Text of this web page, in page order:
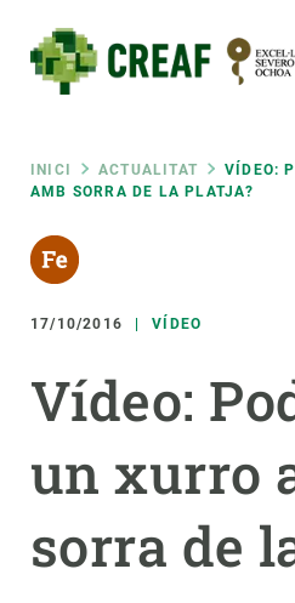
contingut
Fil
d'ariadna
INICI ACTUALITAT
VÍDEO:
AMB SORRA DE LA PLATJA?
17/10/2016 VÍDEO
Vídeo:
un xurro
sorra de
RRSS
Featured
responsive
INTRANET
menu
CIÈNCIA EN ACCIÓ
UNEIX-TE A NOSALTRES